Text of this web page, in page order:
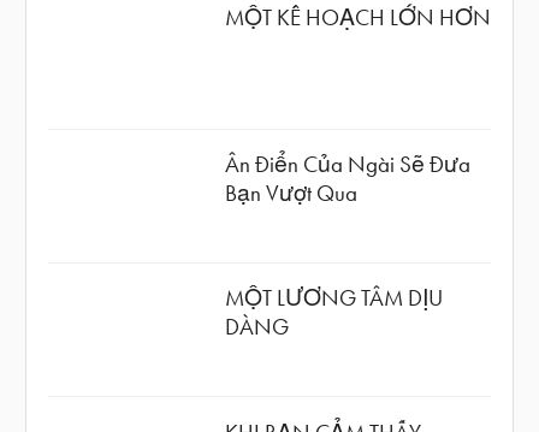
MỘT KẾ HOẠCH LỚN HƠN
Ân Điển Của Ngài Sẽ Đưa
Bạn Vượt Qua
MỘT LƯƠNG TÂM DỊU
DÀNG